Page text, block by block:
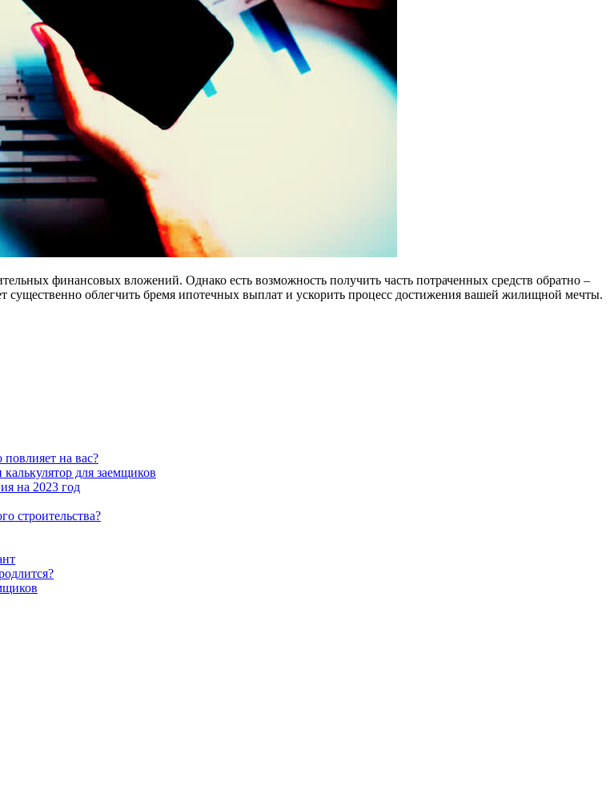
финансовых вложений. Однако есть возможность получить часть потраченных средств обратно –
существенно облегчить бремя ипотечных выплат и ускорить процесс достижения вашей жилищной мечты.
повлияет на вас?
для заемщиков
на 2023 год
строительства?